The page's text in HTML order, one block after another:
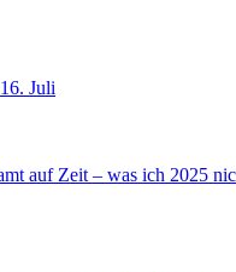
Juli
auf Zeit – was ich 2025